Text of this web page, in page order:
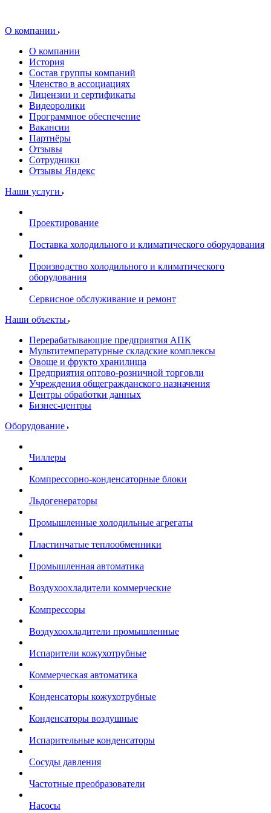
О компании
О компании
История
Состав группы компаний
Членство в ассоциациях
Лицензии и сертификаты
Видеоролики
Программное обеспечение
Вакансии
Партнёры
Отзывы
Сотрудники
Отзывы Яндекс
Наши услуги
Проектирование
Поставка холодильного и климатического оборудования
Производство холодильного и климатического
оборудования
Сервисное обслуживание и ремонт
Наши объекты
Перерабатывающие предприятия АПК
Мультитемпературные складские комплексы
Овоще и фрукто хранилища
Предприятия оптово-розничной торговли
Учреждения общегражданского назначения
Центры обработки данных
Бизнес-центры
Оборудование
Чиллеры
Компрессорно-конденсаторные блоки
Льдогенераторы
Промышленные холодильные агрегаты
Пластинчатые теплообменники
Промышленная автоматика
Воздухоохладители коммерческие
Компрессоры
Воздухоохладители промышленные
Испарители кожухотрубные
Коммерческая автоматика
Конденсаторы кожухотрубные
Конденсаторы воздушные
Испарительные конденсаторы
Сосуды давления
Частотные преобразователи
Насосы